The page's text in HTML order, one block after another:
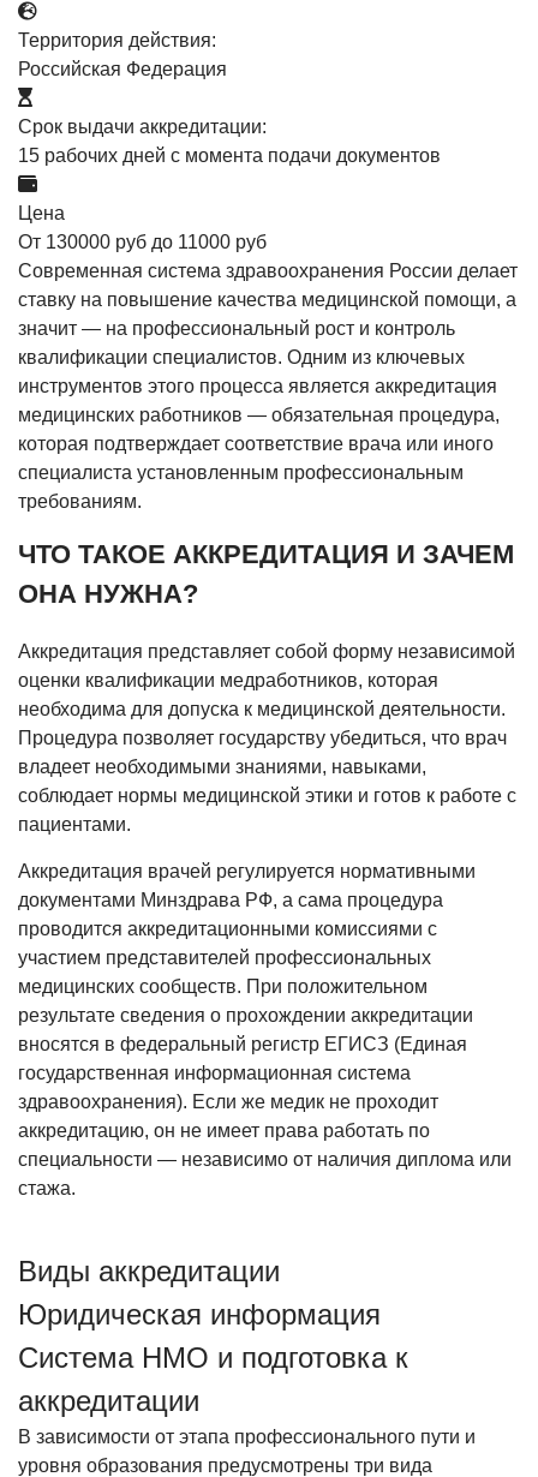
Территория действия:
Российская Федерация
Срок выдачи аккредитации:
15 рабочих дней с момента подачи документов
Цена
От 130000 руб до 11000 руб
Современная система здравоохранения России делает
ставку на повышение качества медицинской помощи, а
значит — на профессиональный рост и контроль
квалификации специалистов. Одним из ключевых
инструментов этого процесса является аккредитация
медицинских работников — обязательная процедура,
которая подтверждает соответствие врача или иного
специалиста установленным профессиональным
требованиям.
ЧТО ТАКОЕ АККРЕДИТАЦИЯ И ЗАЧЕМ
ОНА НУЖНА?
Аккредитация представляет собой форму независимой
оценки квалификации медработников, которая
необходима для допуска к медицинской деятельности.
Процедура позволяет государству убедиться, что врач
владеет необходимыми знаниями, навыками,
соблюдает нормы медицинской этики и готов к работе с
пациентами.
Аккредитация врачей регулируется нормативными
документами Минздрава РФ, а сама процедура
проводится аккредитационными комиссиями с
участием представителей профессиональных
медицинских сообществ. При положительном
результате сведения о прохождении аккредитации
вносятся в федеральный регистр ЕГИСЗ (Единая
государственная информационная система
здравоохранения). Если же медик не проходит
аккредитацию, он не имеет права работать по
специальности — независимо от наличия диплома или
стажа.
Виды аккредитации
Юридическая информация
Система НМО и подготовка к
аккредитации
В зависимости от этапа профессионального пути и
уровня образования предусмотрены три вида